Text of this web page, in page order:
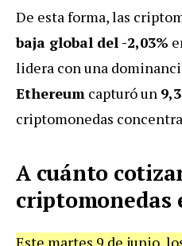
De esta forma, las
baja global del -2,03%
lidera con una
Ethereum capturó un
criptomonedas
A cuánto
criptomonedas
Este martes 9 de junio,